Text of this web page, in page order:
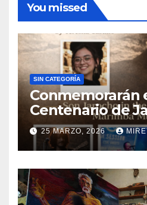
You missed
SIN CATEGORÍA
Conmemorarán
Centenario de
25 MARZO, 2026